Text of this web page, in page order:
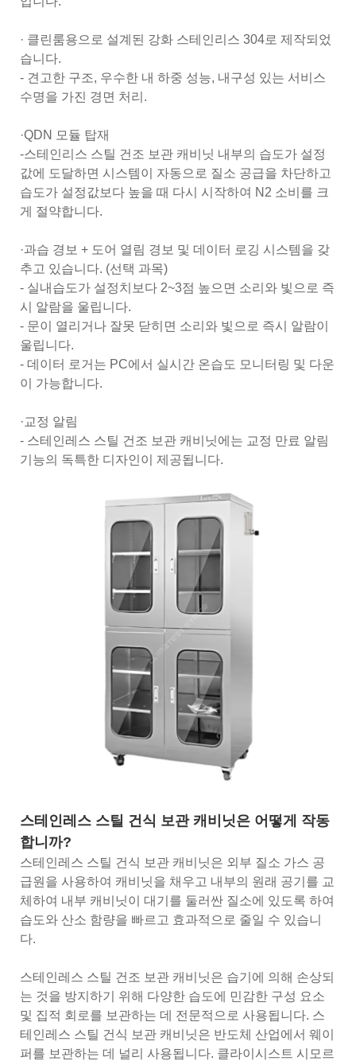
· 클린룸용으로 설계된 강화 스테인리스 304로 제작되었
습니다.
- 견고한 구조, 우수한 내 하중 성능, 내구성 있는 서비스
수명을 가진 경면 처리.
·QDN 모듈 탑재
-스테인리스 스틸 건조 보관 캐비닛 내부의 습도가 설정
값에 도달하면 시스템이 자동으로 질소 공급을 차단하고
습도가 설정값보다 높을 때 다시 시작하여 N2 소비를 크
게 절약합니다.
·과습 경보 + 도어 열림 경보 및 데이터 로깅 시스템을 갖
추고 있습니다. (선택 과목)
- 실내습도가 설정치보다 2~3점 높으면 소리와 빛으로 즉
시 알람을 울립니다.
- 문이 열리거나 잘못 닫히면 소리와 빛으로 즉시 알람이
울립니다.
- 데이터 로거는 PC에서 실시간 온습도 모니터링 및 다운
이 가능합니다.
·교정 알림
- 스테인레스 스틸 건조 보관 캐비닛에는 교정 만료 알림
기능의 독특한 디자인이 제공됩니다.
스테인레스 스틸 건식 보관 캐비닛은 어떻게 작동
합니까?
스테인레스 스틸 건식 보관 캐비닛은 외부 질소 가스 공
급원을 사용하여 캐비닛을 채우고 내부의 원래 공기를 교
체하여 내부 캐비닛이 대기를 둘러싼 질소에 있도록 하여
습도와 산소 함량을 빠르고 효과적으로 줄일 수 있습니
다.
스테인레스 스틸 건조 보관 캐비닛은 습기에 의해 손상되
는 것을 방지하기 위해 다양한 습도에 민감한 구성 요소
및 집적 회로를 보관하는 데 전문적으로 사용됩니다. 스
테인레스 스틸 건식 보관 캐비닛은 반도체 산업에서 웨이
퍼를 보관하는 데 널리 사용됩니다. 클라이시스트 시모르